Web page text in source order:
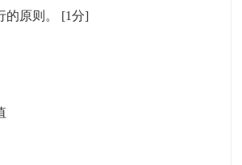
原则。 [1分]